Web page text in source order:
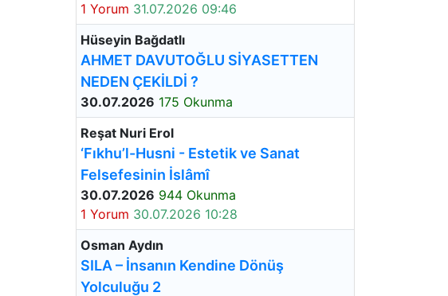
1 Yorum 31.07.2026 09:46
Hüseyin Bağdatlı
AHMET DAVUTOĞLU SİYASETTEN
NEDEN ÇEKİLDİ ?
30.07.2026 175 Okunma
Reşat Nuri Erol
‘Fıkhu’l-Husni - Estetik ve Sanat
Felsefesinin İslâmî
30.07.2026 944 Okunma
1 Yorum 30.07.2026 10:28
Osman Aydın
SILA – İnsanın Kendine Dönüş
Yolculuğu 2